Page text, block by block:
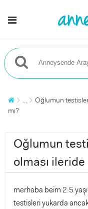
...
Oğlumun
mı?
Oğlumun
olması ileride
merhaba beim 2.5
testisleri yukarda